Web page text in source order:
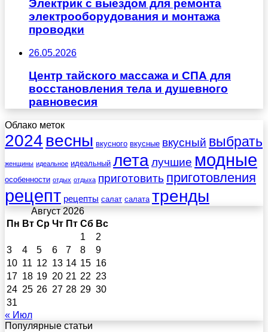
Электрик с выездом для ремонта
электрооборудования и монтажа
проводки
26.05.2026
Центр тайского массажа и СПА для
восстановления тела и душевного
равновесия
Облако меток
2024 весны вкусного вкусные вкусный выбрать
женщины идеальное идеальный леталучшие модные
особенности отдых отдыха приготовить приготовления
рецепт рецепты салат салата тренды
Август 2026
Пн Вт Ср Чт Пт Сб Вс
1
2
3
4 5 6 7 8
9
10 11 12 13 14 15 16
17 18 19 20 21 22 23
24 25 26 27 28 29 30
31
« Июл
Популярные статьи